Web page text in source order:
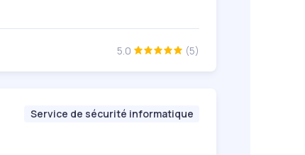
5.0 (5)
Service de sécurité informatique